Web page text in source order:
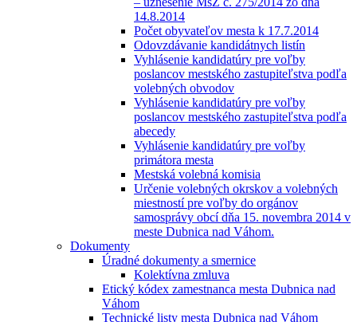
14.8.2014
Počet obyvateľov mesta k 17.7.2014
Odovzdávanie kandidátnych listín
Vyhlásenie kandidatúry pre voľby
poslancov mestského zastupiteľstva podľa
volebných obvodov
Vyhlásenie kandidatúry pre voľby
poslancov mestského zastupiteľstva podľa
abecedy
Vyhlásenie kandidatúry pre voľby
primátora mesta
Mestská volebná komisia
Určenie volebných okrskov a volebných
miestností pre voľby do orgánov
samosprávy obcí dňa 15. novembra 2014 v
meste Dubnica nad Váhom.
Dokumenty
Úradné dokumenty a smernice
Kolektívna zmluva
Etický kódex zamestnanca mesta Dubnica nad
Váhom
Technické listy mesta Dubnica nad Váhom